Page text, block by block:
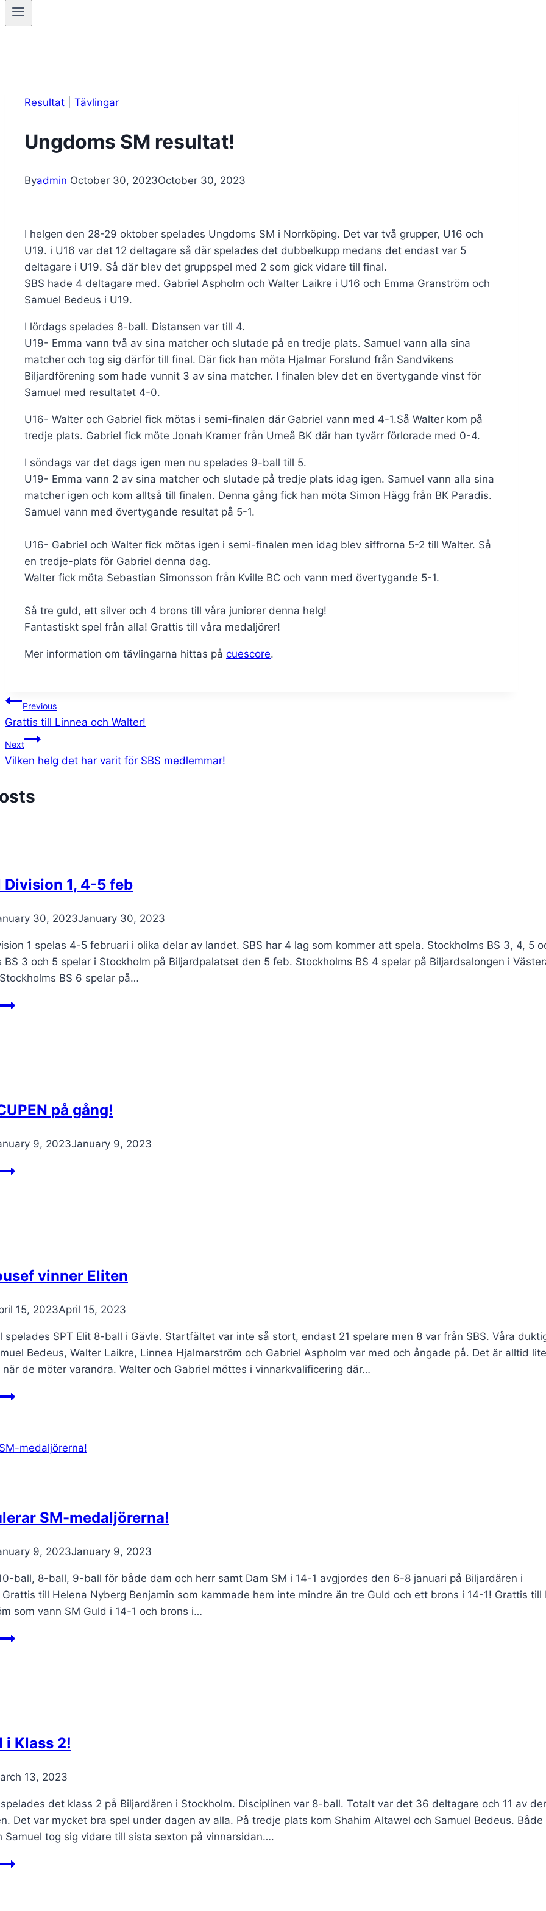
Resultat Tävlingar
Ungdoms SM resultat!
Byadmin October 30, 2023October 30, 2023
I helgen den 28-29 oktober spelades Ungdoms SM i Norrköping. Det var två grupper, U16 och
U19. i U16 var det 12 deltagare så där spelades det dubbelkupp medans det endast var 5
deltagare i U19. Så där blev det gruppspel med 2 som gick vidare till final.
SBS hade 4 deltagare med. Gabriel Aspholm och Walter Laikre i U16 och Emma Granström och
Samuel Bedeus i U19.
I lördags spelades 8-ball. Distansen var till 4.
U19- Emma vann två av sina matcher och slutade på en tredje plats. Samuel vann alla sina
matcher och tog sig därför till final. Där fick han möta Hjalmar Forslund från Sandvikens
Biljardförening som hade vunnit 3 av sina matcher. I finalen blev det en övertygande vinst för
Samuel med resultatet 4-0.
U16- Walter och Gabriel fick mötas i semi-finalen där Gabriel vann med 4-1.Så Walter kom på
tredje plats. Gabriel fick möte Jonah Kramer från Umeå BK där han tyvärr förlorade med 0-4.
I söndags var det dags igen men nu spelades 9-ball till 5.
U19- Emma vann 2 av sina matcher och slutade på tredje plats idag igen. Samuel vann alla sina
matcher igen och kom alltså till finalen. Denna gång fick han möta Simon Hägg från BK Paradis.
Samuel vann med övertygande resultat på 5-1.
U16- Gabriel och Walter fick mötas igen i semi-finalen men idag blev siffrorna 5-2 till Walter. Så
en tredje-plats för Gabriel denna dag.
Walter fick möta Sebastian Simonsson från Kville BC och vann med övertygande 5-1.
Så tre guld, ett silver och 4 brons till våra juniorer denna helg!
Fantastiskt spel från alla! Grattis till våra medaljörer!
Mer information om tävlingarna hittas på cuescore.
Post
navigation
Previous
Grattis till Linnea och Walter!
Next
Vilken helg det har varit för SBS medlemmar!
Division 1, 4-5 feb
30, 2023January 30, 2023
1 spelas 4-5 februari i olika delar av landet. SBS har 4 lag som kommer att spela. Stockholms BS 3, 4, 5
BS 3 och 5 spelar i Stockholm på Biljardpalatset den 5 feb. Stockholms BS 4 spelar på Biljardsalongen i
BS 6 spelar på…
på gång!
9, 2023January 9, 2023
vinner Eliten
15, 2023April 15, 2023
spelades SPT Elit 8-ball i Gävle. Startfältet var inte så stort, endast 21 spelare men 8 var från SBS. Våra
Bedeus, Walter Laikre, Linnea Hjalmarström och Gabriel Aspholm var med och ångade på. Det är alltid lite
de möter varandra. Walter och Gabriel möttes i vinnarkvalificering där…
SM-medaljörerna!
9, 2023January 9, 2023
ball, 8-ball, 9-ball för både dam och herr samt Dam SM i 14-1 avgjordes den 6-8 januari på Biljardären i
till Helena Nyberg Benjamin som kammade hem inte mindre än tre Guld och ett brons i 14-1! Grattis till
som vann SM Guld i 14-1 och brons i…
i Klass 2!
13, 2023
det klass 2 på Biljardären i Stockholm. Disciplinen var 8-ball. Totalt var det 36 deltagare och 11 av
Det var mycket bra spel under dagen av alla. På tredje plats kom Shahim Altawel och Samuel Bedeus. Både
Samuel tog sig vidare till sista sexton på vinnarsidan….